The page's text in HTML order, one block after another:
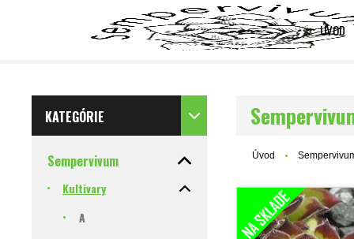
ÚVOD
KATEGÓRIE
Sempervivum
Kultivary
A
Úvod